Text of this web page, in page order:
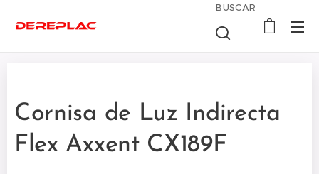
BUSCAR
Cornisa de Luz Indirecta
Flex Axxent CX189F